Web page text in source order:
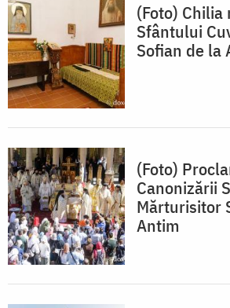
(Foto)
Sfântului
Sofian de la
(Foto)
Canonizării
Mărturisitor
Antim